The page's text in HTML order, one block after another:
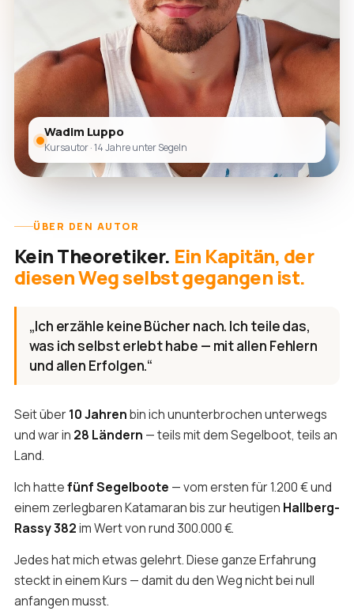
Wadim Luppo
Kursautor · 14 Jahre unter Segeln
ÜBER DEN AUTOR
Kein Theoretiker. Ein Kapitän, der
diesen Weg selbst gegangen ist.
„Ich erzähle keine Bücher nach. Ich teile das,
was ich selbst erlebt habe — mit allen Fehlern
und allen Erfolgen.“
Seit über 10 Jahrenbin ich ununterbrochen unterwegs
und war in 28 Ländern — teils mit dem Segelboot, teils an
Land.
Ich hattefünf Segelboote — vom ersten für 1.200 € und
einem zerlegbaren Katamaran bis zur heutigen Hallberg-
Rassy 382im Wert von rund 300.000 €.
Jedes hat mich etwas gelehrt. Diese ganze Erfahrung
steckt in einem Kurs — damit du den Weg nicht bei null
anfangen musst.